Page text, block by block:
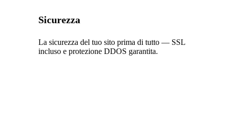
Sicurezza
La sicurezza del tuo sito prima di tutto — SSL
incluso e protezione DDOS garantita.